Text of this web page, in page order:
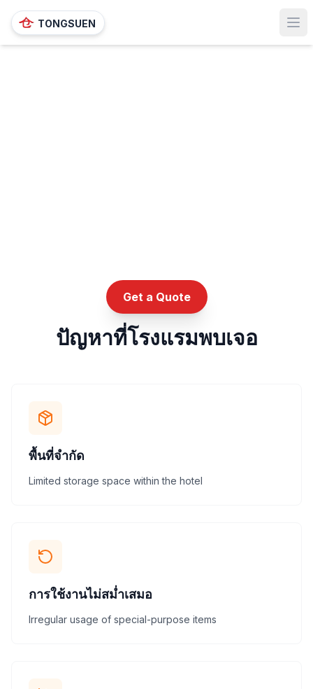
TONGSUEN
Get a Quote
ปัญหาที่โรงแรมพบเจอ
พื้นที่จำกัด
Limited storage space within the hotel
การใช้งานไม่สม่ำเสมอ
Irregular usage of special-purpose items